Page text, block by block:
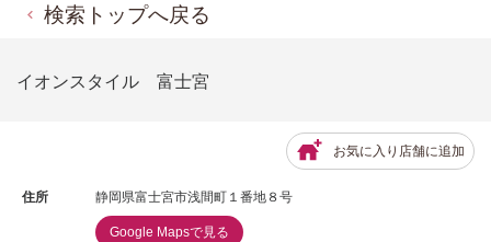
検索トップへ戻る
イオンスタイル 富士宮
お気に入り店舗に追加
住所 静岡県富士宮市浅間町１番地８号
Google Mapsで見る